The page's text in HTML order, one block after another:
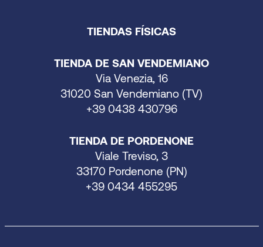
TIENDAS FÍSICAS
TIENDA DE SAN VENDEMIANO
Via Venezia, 16
31020 San Vendemiano (TV)
+39 0438 430796
TIENDA DE PORDENONE
Viale Treviso, 3
33170 Pordenone (PN)
+39 0434 455295